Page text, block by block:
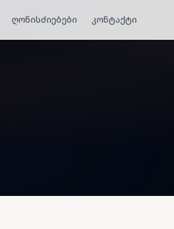
ღონისძიებები კონტაქტი